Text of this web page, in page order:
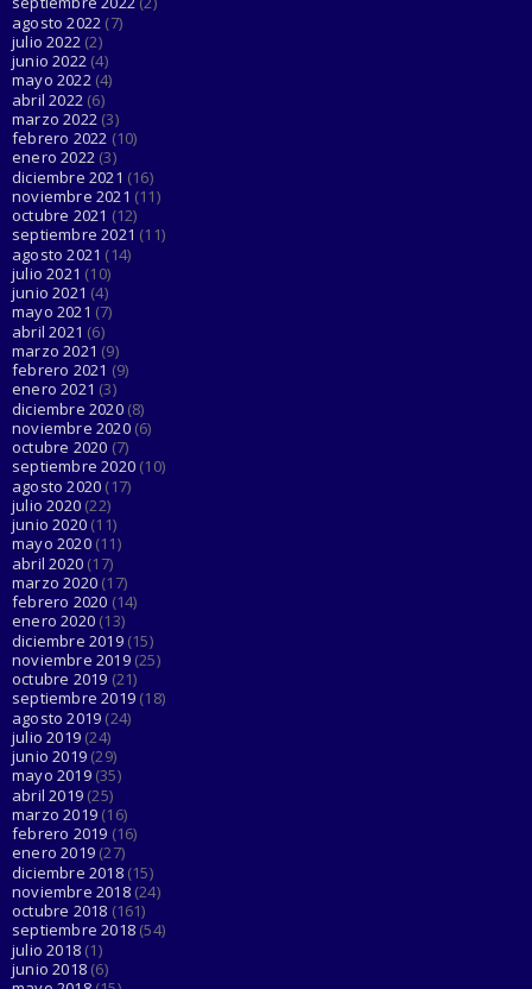
agosto 2022 (7)
julio 2022 (2)
junio 2022 (4)
mayo 2022(4)
abril 2022 (6)
marzo 2022 (3)
febrero 2022 (10)
enero 2022 (3)
diciembre 2021 (16)
noviembre 2021 (11)
octubre 2021 (12)
septiembre 2021 (11)
agosto 2021 (14)
julio 2021 (10)
junio 2021 (4)
mayo 2021 (7)
abril 2021 (6)
marzo 2021 (9)
febrero 2021 (9)
enero 2021 (3)
diciembre 2020(8)
noviembre 2020(6)
octubre 2020 (7)
septiembre 2020 (10)
agosto 2020 (17)
julio 2020 (22)
junio 2020 (11)
mayo 2020(11)
abril 2020 (17)
marzo 2020 (17)
febrero 2020 (14)
enero 2020 (13)
diciembre 2019(15)
noviembre 2019(25)
octubre 2019 (21)
septiembre 2019 (18)
agosto 2019 (24)
julio 2019 (24)
junio 2019 (29)
mayo 2019(35)
abril 2019 (25)
marzo 2019 (16)
febrero 2019 (16)
enero 2019 (27)
diciembre 2018(15)
noviembre 2018(24)
octubre 2018 (161)
septiembre 2018 (54)
julio 2018 (1)
junio 2018 (6)